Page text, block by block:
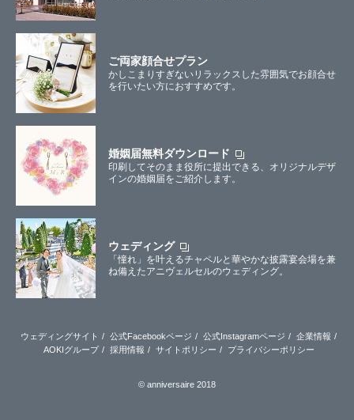
ご両家顔合せプラン
かしこまりすぎないリラックスした雰囲気でお顔合せ
を行いたい方におすすめです。
婚姻届無料ダウンロード
印刷してそのまま役所に提出できる、オリジナルデザ
インの婚姻届をご紹介します。
ウェディング
「憧れ」を叶えるチャペルと華やかな披露宴会場を兼
ね備えたアニヴェルセルのウェディング。
ウェディングサイト 公式Facebookページ 公式Instagramページ
企業情報
AOKIグループ
採用情報 サイトポリシー プライバシーポリシー
© anniversaire 2018